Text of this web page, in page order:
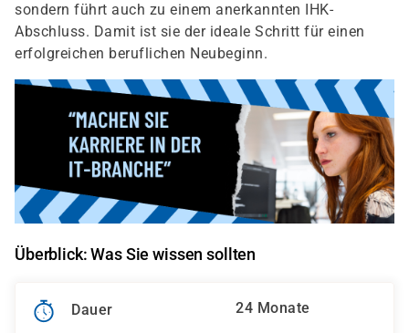
sondern führt auch zu einem anerkannten IHK-
Abschluss. Damit ist sie der ideale Schritt für einen
erfolgreichen beruflichen Neubeginn.
Überblick: Was Sie wissen sollten
Dauer 24 Monate